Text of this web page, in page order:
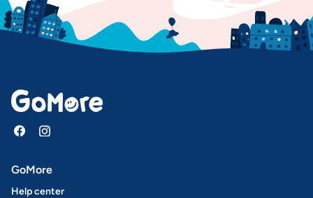
GoMore
Help center